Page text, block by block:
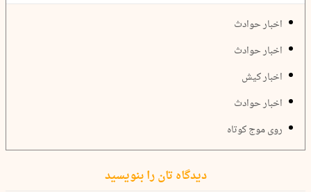
اخبار حوادث
اخبار حوادث
اخبار کیش
اخبار حوادث
روی موج کوتاه
دیدگاه تان را بنویسید